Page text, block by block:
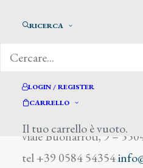
RICERCA
LOGIN / REGISTER
CARRELLO
Il tuo carrello è vuoto.
viale Buonarroti, 9 –
tel +39 0584 54354